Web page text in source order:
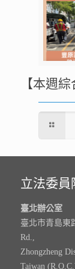
【本週綜
立法委員
臺北辦公室
臺北市青島東
Rd.,
Zhongzheng
Taiwan